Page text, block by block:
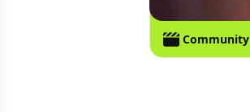
Community